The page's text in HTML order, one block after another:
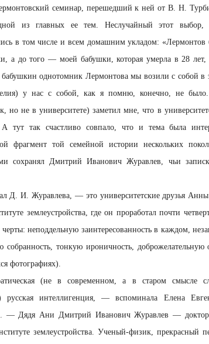
семинар, перешедший к ней от В. Н.
из главных ее тем. Неслучайный этот
в том числе и всем домашним укладом:
а до того — моей бабушки, которая умерла в 28 лет,
бабушкин однотомник Лермонтова мы возили с собой в
у нас с собой, как я помню, конечно, не
не в университете) заметил мне, что в
А тут так счастливо совпало, что и тема была
фрагмент той семейной истории нескольких
сохранял Дмитрий Иванович Журавлев, чьи
Д. И. Журавлева, — это университетские друзья
землеустройства, где он проработал почти
неподдельную заинтересованность в каждом,
тонкую ироничность, доброжелательную
фотографиях).
(не в современном, а в старом смысле
русская интеллигенция, — вспоминала Елена
— Дядя Ани Дмитрий Иванович Журавлев — доктор
землеустройства. Ученый-физик, прекрасный